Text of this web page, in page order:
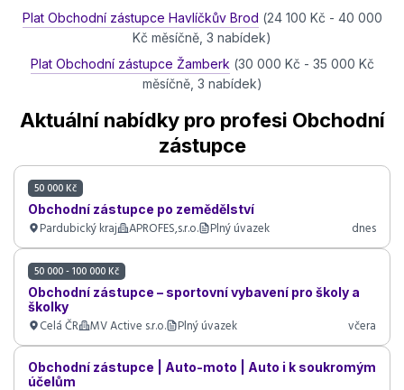
Plat Obchodní zástupce Havlíčkův Brod (24 100 Kč - 40 000
Kč měsíčně, 3 nabídek)
Plat Obchodní zástupce Žamberk (30 000 Kč - 35 000 Kč
měsíčně, 3 nabídek)
Aktuální nabídky pro profesi Obchodní
zástupce
50 000 Kč
Obchodní zástupce po zemědělství
Pardubický kraj APROFES,s.r.o. Plný úvazek dnes
50 000 - 100 000 Kč
Obchodní zástupce – sportovní vybavení pro školy a
školky
Celá ČR MV Active s.r.o. Plný úvazek včera
Obchodní zástupce | Auto-moto | Auto i k soukromým
účelům